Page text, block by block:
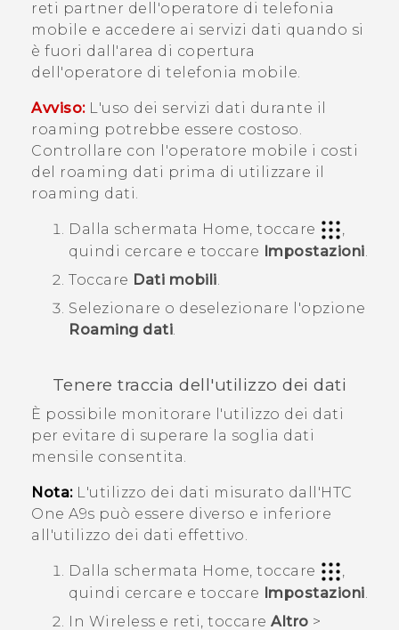
reti partner dell'operatore di telefonia
mobile e accedere ai servizi dati quando si
è fuori dall'area di copertura
dell'operatore di telefonia mobile.
Avviso:L'uso dei servizi dati durante il
roaming potrebbe essere costoso.
Controllare con l'operatore mobile i costi
del roaming dati prima di utilizzare il
roaming dati.
Dalla schermata Home, toccare
,
quindi cercare e toccare
Impostazioni.
Toccare Dati mobili.
Selezionare o deselezionare l'opzione
Roaming dati.
Tenere traccia dell'utilizzo dei dati
È possibile monitorare l'utilizzo dei dati
per evitare di superare la soglia dati
mensile consentita.
Nota:L'utilizzo dei dati misurato dall'HTC
One A9s può essere diverso e inferiore
all'utilizzo dei dati effettivo.
Dalla schermata Home , toccare
quindi cercare e toccare Impostazioni.
In Wireless e reti, toccare Altro >